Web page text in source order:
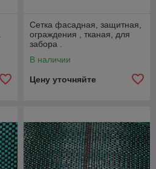
Сетка фасадная, защитная,
ограждения , тканая, для
забора .
В наличии
Цену уточняйте